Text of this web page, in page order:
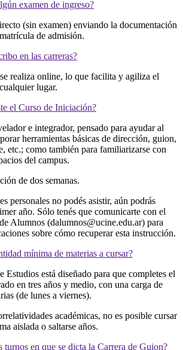
examen de ingreso?
(sin examen) enviando la documentación
de admisión.
en las carreras?
realiza online, lo que facilita y agiliza el
lugar.
el Curso de Iniciación?
e integrador, pensado para ayudar al
herramientas básicas de dirección, guion,
etc.; como también para familiarizarse con
del campus.
de dos semanas.
personales no podés asistir, aún podrás
año. Sólo tenés que comunicarte con el
Alumnos (dalumnos@ucine.edu.ar) para
sobre cómo recuperar esta instrucción.
mínima de materias a cursar?
Estudios está diseñado para que completes el
en tres años y medio, con una carga de
(de lunes a viernes).
académicas, no es posible cursar
aislada o saltarse años.
turnos en que se dicta la Carrera de Guion?